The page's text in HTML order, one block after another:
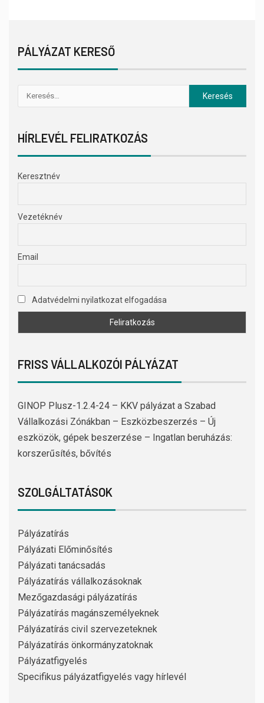
PÁLYÁZAT KERESŐ
HÍRLEVÉL FELIRATKOZÁS
Keresztnév
Vezetéknév
Email
Adatvédelmi nyilatkozat elfogadása
FRISS VÁLLALKOZÓI PÁLYÁZAT
GINOP Plusz-1.2.4-24 – KKV pályázat a Szabad
Vállalkozási Zónákban – Eszközbeszerzés – Új
eszközök, gépek beszerzése – Ingatlan beruházás:
korszerűsítés, bővítés
SZOLGÁLTATÁSOK
Pályázatírás
Pályázati Előminősítés
Pályázati tanácsadás
Pályázatírás vállalkozásoknak
Mezőgazdasági pályázatírás
Pályázatírás magánszemélyeknek
Pályázatírás civil szervezeteknek
Pályázatírás önkormányzatoknak
Pályázatfigyelés
Specifikus pályázatfigyelés vagy hírlevél